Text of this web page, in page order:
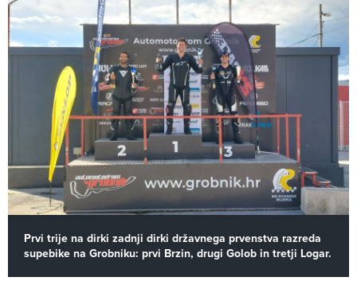
Prvi trije na dirki zadnji dirki državnega prvenstva razreda
supebike na Grobniku: prvi Brzin, drugi Golob in tretji Logar.